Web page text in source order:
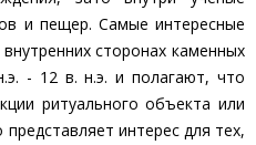
и пещер. Самые интересные
сторонах каменных
- 12 в. н.э. и полагают, что
ритуального объекта или
интерес для тех,